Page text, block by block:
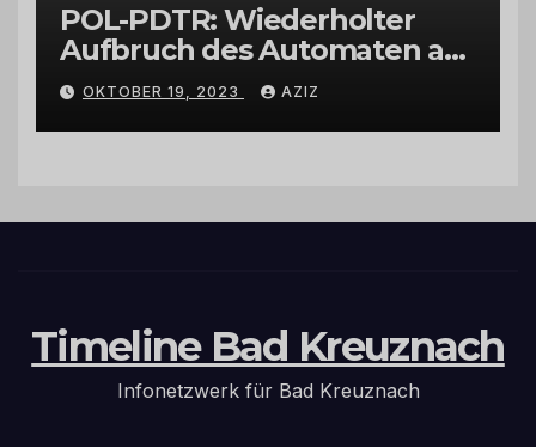
POL-PDTR: Wiederholter
Aufbruch des Automaten am
Wohnmobilstellplatz in
Hermeskeil am Labachweg
OKTOBER 19, 2023 AZIZ
Timeline Bad Kreuznach
Infonetzwerk für Bad Kreuznach